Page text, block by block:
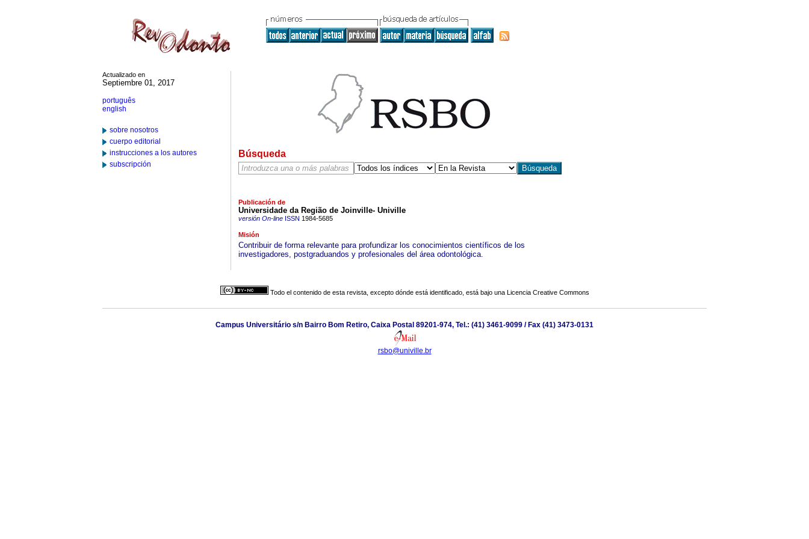
Actualizado en
Septiembre 01, 2017
português
english
sobre nosotros
cuerpo editorial
instrucciones a los autores
subscripción
Búsqueda
Publicación de
Universidade da Região de Joinville- Univille
versión On-lineISSN 1984-5685
Misión
Contribuir de forma relevante para profundizar los conocimientos científicos de los
investigadores, postgraduandos y profesionales del área odontológica.
Todo el contenido de esta revista, excepto dónde está identificado, está bajo una Licencia Creative Commons
Campus Universitário s/n Bairro Bom Retiro, Caixa Postal 89201-974, Tel.: (41) 3461-9099 / Fax (41) 3473-0131
rsbo@univille.br